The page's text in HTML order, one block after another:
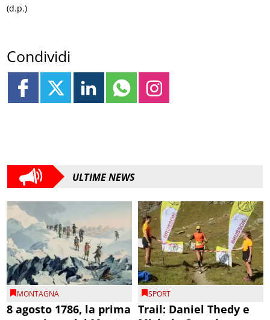
(d.p.)
Condividi
ULTIME NEWS
MONTAGNA
8 agosto 1786, la prima
SPORT
Trail: Daniel Thedy e